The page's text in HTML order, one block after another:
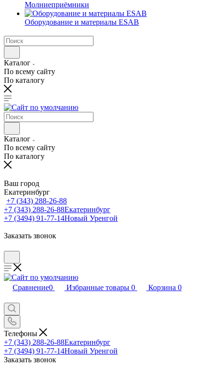
Молниеприёмники
Оборудование и материалы ESAB
Каталог
По всему сайту
По каталогу
Каталог
По всему сайту
По каталогу
Ваш город
Екатеринбург
+7 (343) 288-26-88
+7 (343) 288-26-88Екатеринбург
+7 (3494) 91-77-14Новый Уренгой
Заказать звонок
Сравнение0 Избранные товары 0 Корзина 0
Телефоны
+7 (343) 288-26-88Екатеринбург
+7 (3494) 91-77-14Новый Уренгой
Заказать звонок